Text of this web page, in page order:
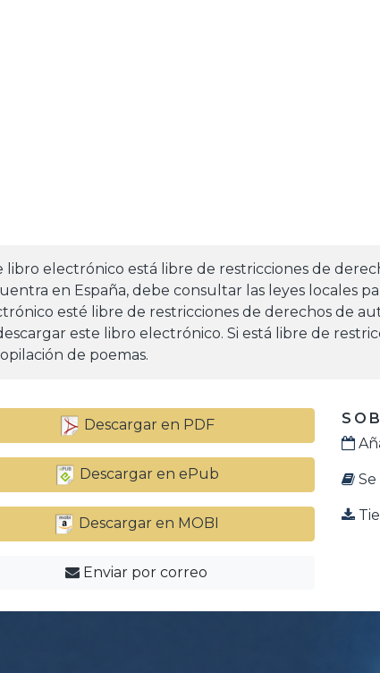
libro electrónico está libre de restricciones de
en España, debe consultar las leyes locales
esté libre de restricciones de derechos de
este libro electrónico. Si está libre de
de poemas.
Descargar en PDF
Descargar en ePub
Descargar en MOBI
Enviar por correo
Se